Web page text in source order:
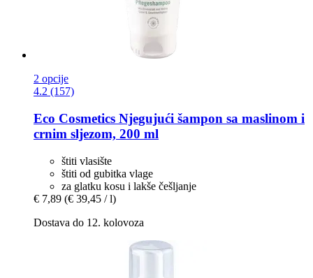
2 opcije
4.2 (157)
Eco Cosmetics Njegujući šampon sa maslinom i
crnim sljezom, 200 ml
štiti vlasište
štiti od gubitka vlage
za glatku kosu i lakše češljanje
€ 7,89 (€ 39,45 / l)
Dostava do 12. kolovoza